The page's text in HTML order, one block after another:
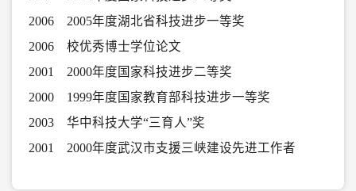
2006 2005年度湖北省科技进步一等奖
2006 校优秀博士学位论文
2001 2000年度国家科技进步二等奖
2000 1999年度国家教育部科技进步一等奖
2003 华中科技大学“三育人”奖
2001 2000年度武汉市支援三峡建设先进工作者